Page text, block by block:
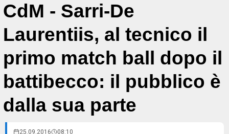
CdM - Sarri-De
Laurentiis, al tecnico il
primo match ball dopo il
battibecco: il pubblico è
dalla sua parte
25.09.2016 08:10